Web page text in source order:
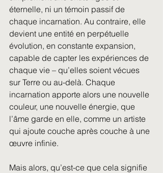
éternelle, ni un témoin passif de
chaque incarnation. Au contraire, elle
devient une entité en perpétuelle
évolution, en constante expansion,
capable de capter les expériences de
chaque vie – qu’elles soient vécues
sur Terre ou au-delà. Chaque
incarnation apporte alors une nouvelle
couleur, une nouvelle énergie, que
l’âme garde en elle, comme un artiste
qui ajoute couche après couche à une
œuvre infinie.
Mais alors, qu’est-ce que cela signifie